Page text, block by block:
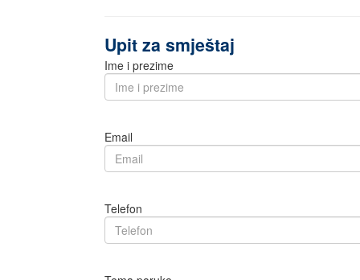
Upit za smještaj
Ime i prezime
Email
Telefon